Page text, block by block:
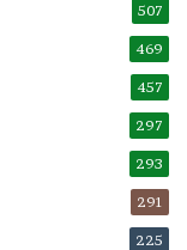
507
469
457
297
293
291
225